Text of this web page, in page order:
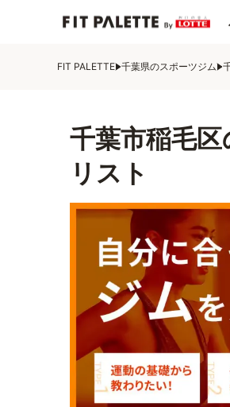
FIT PALETTE 千葉県のスポーツジム
千葉市稲毛
リスト